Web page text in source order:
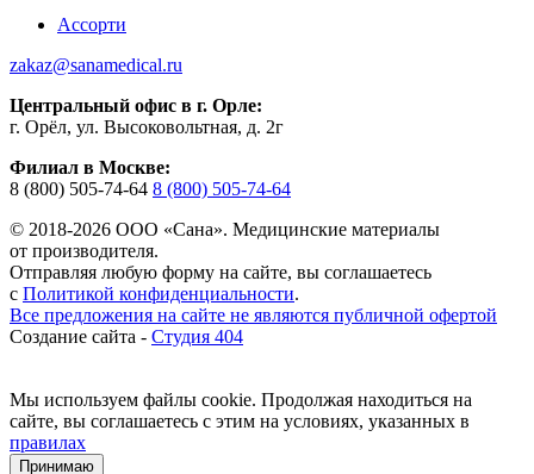
Ассорти
zakaz@sanamedical.ru
Центральный офис в г. Орле:
г. Орёл, ул. Высоковольтная, д. 2г
Филиал в Москве:
8 (800) 505-74-64 8 (800) 505-74-64
© 2018-2026 ООО «Сана». Медицинские материалы
от производителя.
Отправляя любую форму на сайте, вы соглашаетесь
с Политикой конфиденциальности.
Все предложения на сайте не являются публичной офертой
Создание сайта - Студия 404
Мы используем файлы cookie. Продолжая находиться на
сайте, вы соглашаетесь с этим на условиях, указанных в
правилах
Принимаю